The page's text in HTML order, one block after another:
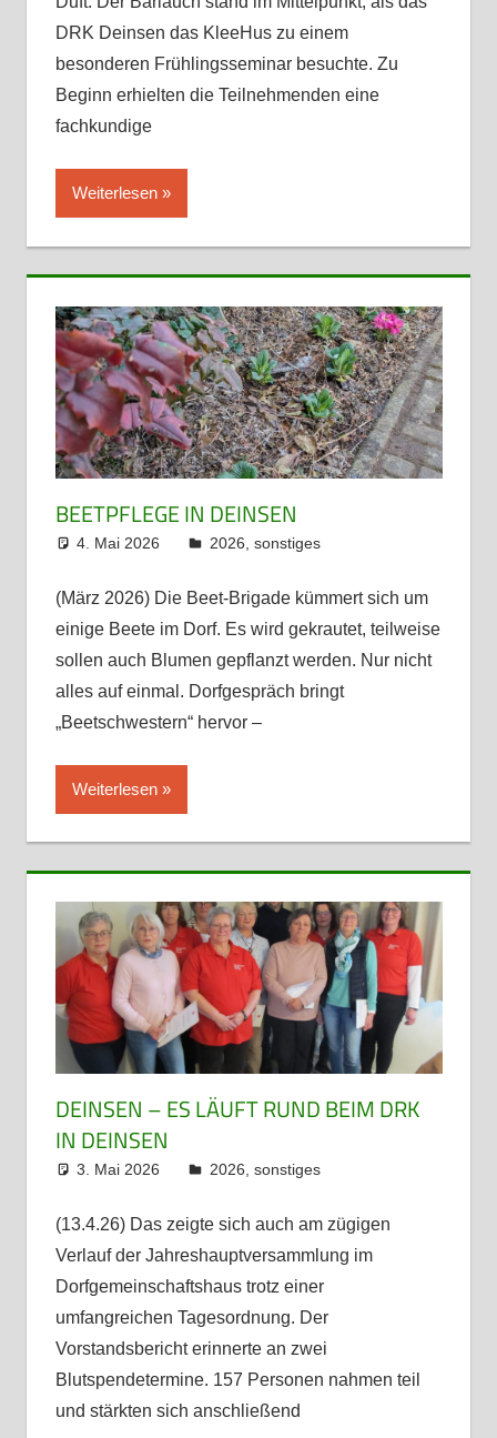
DRK Deinsen das KleeHus zu einem
besonderen Frühlingsseminar besuchte. Zu
Beginn erhielten die Teilnehmenden eine
fachkundige
Weiterlesen
BEETPFLEGE IN DEINSEN
4. Mai 2026 admin
2026 sonstiges
(März 2026) Die Beet-Brigade kümmert sich um
einige Beete im Dorf. Es wird gekrautet, teilweise
sollen auch Blumen gepflanzt werden. Nur nicht
alles auf einmal. Dorfgespräch bringt
„Beetschwestern“ hervor –
Weiterlesen
DEINSEN – ES LÄUFT RUND BEIM DRK
IN DEINSEN
3. Mai 2026 admin
2026 sonstiges
(13.4.26) Das zeigte sich auch am zügigen
Verlauf der Jahreshauptversammlung im
Dorfgemeinschaftshaus trotz einer
umfangreichen Tagesordnung. Der
Vorstandsbericht erinnerte an zwei
Blutspendetermine. 157 Personen nahmen teil
und stärkten sich anschließend